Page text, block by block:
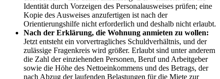
Identität durch Vorzeigen des Personalausweises prüfen; eine
Kopie des Ausweises anzufertigen ist nach der
Orientierungshilfe nicht erforderlich und deshalb nicht erlaubt.
Nach der Erklärung, die Wohnung anmieten zu wollen:
Jetzt entsteht ein vorvertragliches Schuldverhältnis, und der
zulässige Fragenkreis wird größer. Erlaubt sind unter anderem
die Zahl der einziehenden Personen, Beruf und Arbeitgeber
sowie die Höhe des Nettoeinkommens und des Betrags, der
nach Abzug der laufenden Belastungen für die Miete zur